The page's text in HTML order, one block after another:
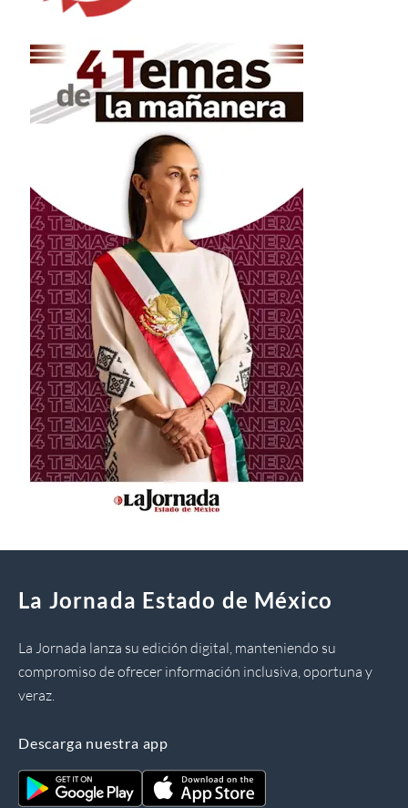
La Jornada Estado de México
La Jornada lanza su edición digital, manteniendo su
compromiso de ofrecer información inclusiva, oportuna y
veraz.
Descarga nuestra app